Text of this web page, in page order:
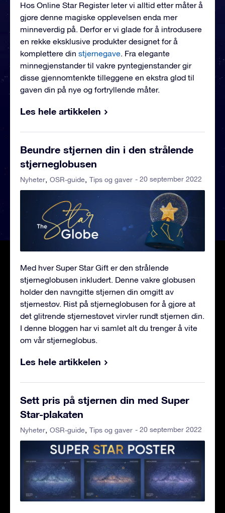
Hos Online Star Register leter vi alltid etter måter å
gjøre denne magiske opplevelsen enda mer
minneverdig på. Derfor er vi glade for å introdusere
en rekke eksklusive produkter designet for å
komplettere din stjernegave. Fra elegante
minnegjenstander til vakre pyntegjenstander gir
disse gjennomtenkte tilleggene en ekstra glød til
gaven din på nye og fortryllende måter.
Les hele artikkelen
Beundre stjernen din i den strålende
stjerneglobusen
Nyheter OSR-guide Tips og gaver - 20 september 2022
Med hver Super Star Gift er den strålende
stjerneglobusen inkludert. Denne vakre globusen
holder den navngitte stjernen din omgitt av
stjernestøv. Rist på stjerneglobusen for å gjøre at
det glitrende stjernestøvet virvler rundt stjernen din.
I denne bloggen har vi samlet alt du trenger å vite
om vår stjerneglobus.
Les hele artikkelen
Sett pris på stjernen din med Super
Star-plakaten
Nyheter OSR-guide Tips og gaver - 20 september 2022